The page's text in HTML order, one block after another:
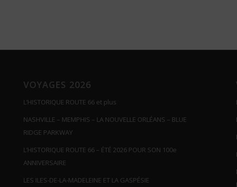
VOYAGES 2026
L’HISTORIQUE ROUTE 66 et plus
NASHVILLE – MEMPHIS – LA NOUVELLE ORLÉANS – BLUE
RIDGE PARKWAY
L’HISTORIQUE ROUTE 66 – ÉTÉ 2026 POUR SON 100e
ANNIVERSAIRE
LES ILES-DE-LA-MADELEINE ET LA GASPÉSIE